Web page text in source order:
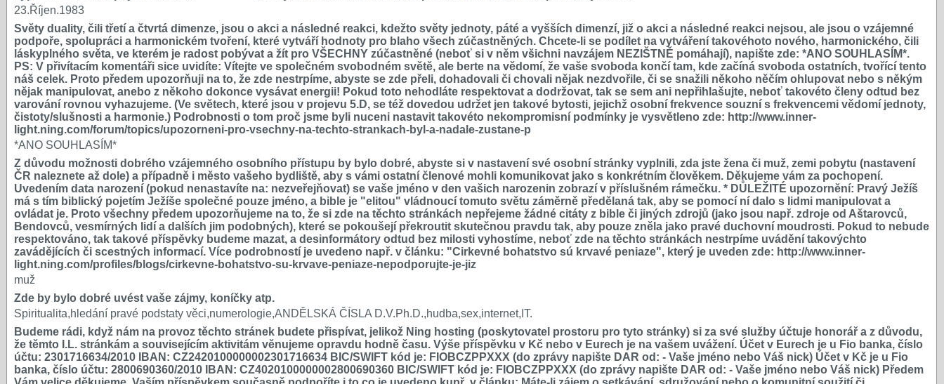
23.Říjen.1983
Světy duality, čili třetí a čtvrtá dimenze, jsou o akci a následné reakci, kdežto světy jednoty, páté a vyšších dimenzí, již o akci a následné reakci nejsou, ale jsou o vzájemné
podpoře, spolupráci a harmonickém tvoření, které vytváří hodnoty pro blaho všech zúčastněných. Chcete-li se podílet na vytváření takovéhoto nového, harmonického, čili
láskyplného světa, ve kterém je radost pobývat a žít pro VŠECHNY zúčastněné (neboť si v něm všichni navzájem NEZIŠTNĚ pomáhají), napište zde: *ANO SOUHLASÍM*.
PS: V přivítacím komentáři sice uvidíte: Vítejte ve společném svobodném světě, ale berte na vědomí, že vaše svoboda končí tam, kde začíná svoboda ostatních, tvořící tento
náš celek. Proto předem upozorňuji na to, že zde nestrpíme, abyste se zde přeli, dohadovali či chovali nějak nezdvořile, či se snažili někoho něčím ohlupovat nebo s někým
nějak manipulovat, anebo z někoho dokonce vysávat energii! Pokud toto nehodláte respektovat a dodržovat, tak se sem ani nepřihlašujte, neboť takovéto členy odtud bez
varování rovnou vyhazujeme. (Ve světech, které jsou v projevu 5.D, se též dovedou udržet jen takové bytosti, jejichž osobní frekvence souzní s frekvencemi vědomí jednoty,
čistoty/slušnosti a harmonie.) Podrobnosti o tom proč jsme byli nuceni nastavit takovéto nekompromisní podmínky je vysvětleno zde: http://www.inner-
light.ning.com/forum/topics/upozorneni-pro-vsechny-na-techto-strankach-byl-a-nadale-zustane-p
*ANO SOUHLASÍM*
Z důvodu možnosti dobrého vzájemného osobního přístupu by bylo dobré, abyste si v nastavení své osobní stránky vyplnili, zda jste žena či muž, zemi pobytu (nastavení
ČR naleznete až dole) a případně i město vašeho bydliště, aby s vámi ostatní členové mohli komunikovat jako s konkrétním člověkem. Děkujeme vám za pochopení.
Uvedením data narození (pokud nenastavíte na: nezveřejňovat) se vaše jméno v den vašich narozenin zobrazí v příslušném rámečku. * DŮLEŽITÉ upozornění: Pravý Ježíš
má s tím biblický pojetím Ježíše společné pouze jméno, a bible je "elitou" vládnoucí tomuto světu záměrně předělaná tak, aby se pomocí ní dalo s lidmi manipulovat a
ovládat je. Proto všechny předem upozorňujeme na to, že si zde na těchto stránkách nepřejeme žádné citáty z bible či jiných zdrojů (jako jsou např. zdroje od Aštarovců,
Bendovců, vesmírných lidí a dalších jim podobných), které se pokoušejí překroutit skutečnou pravdu tak, aby pouze zněla jako pravé duchovní moudrosti. Pokud to nebude
respektováno, tak takové příspěvky budeme mazat, a desinformátory odtud bez milosti vyhostíme, neboť zde na těchto stránkách nestrpíme uvádění takovýchto
zavádějících či scestných informací. Více podrobností je uvedeno např. v článku: "Cirkevné bohatstvo sú krvavé peniaze", který je uveden zde: http://www.inner-
light.ning.com/profiles/blogs/cirkevne-bohatstvo-su-krvave-peniaze-nepodporujte-je-jiz
muž
Zde by bylo dobré uvést vaše zájmy, koníčky atp.
Spiritualita,hledání pravé podstaty věci,numerologie,ANDĚLSKÁ ČÍSLA D.V.Ph.D.,hudba,sex,internet,IT.
Budeme rádi, když nám na provoz těchto stránek budete přispívat, jelikož Ning hosting (poskytovatel prostoru pro tyto stránky) si za své služby účtuje honorář a z důvodu,
že těmto I.L. stránkám a souvisejícím aktivitám věnujeme opravdu hodně času. Výše příspěvku v Kč nebo v Eurech je na vašem uvážení. Účet v Eurech je u Fio banka, číslo
účtu: 2301716634/2010 IBAN: CZ2420100000002301716634 BIC/SWIFT kód je: FIOBCZPPXXX (do zprávy napište DAR od: - Vaše jméno nebo Váš nick) Účet v Kč je u Fio
banka, číslo účtu: 2800690360/2010 IBAN: CZ4020100000002800690360 BIC/SWIFT kód je: FIOBCZPPXXX (do zprávy napište DAR od: - Vaše jméno nebo Váš nick) Předem